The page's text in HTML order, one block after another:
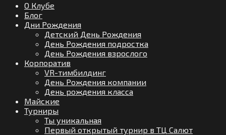
О Клубе
Блог
Дни Рождения
Детский День Рождения
День Рождения подростка
День Рождения взрослого
Корпоратив
VR-тимбилдинг
День Рождения компании
День рождения класса
Майские
Турниры
Ты уникальная
Первый открытый турнир в ТЦ Салют